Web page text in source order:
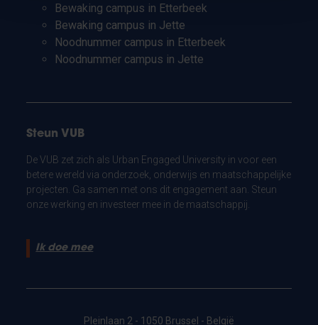
Bewaking campus in Etterbeek
Bewaking campus in Jette
Noodnummer campus in Etterbeek
Noodnummer campus in Jette
Steun VUB
De VUB zet zich als Urban Engaged University in voor een
betere wereld via onderzoek, onderwijs en maatschappelijke
projecten. Ga samen met ons dit engagement aan. Steun
onze werking en investeer mee in de maatschappij.
Ik doe mee
Pleinlaan 2 - 1050 Brussel - België